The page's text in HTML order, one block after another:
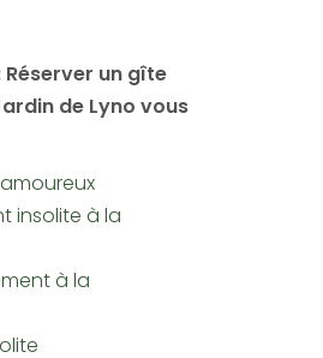
Réserver un gîte
de Lyno vous
insolite à la
à la